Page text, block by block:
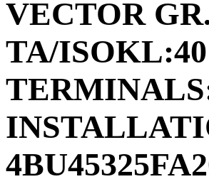
VECTOR
TA/